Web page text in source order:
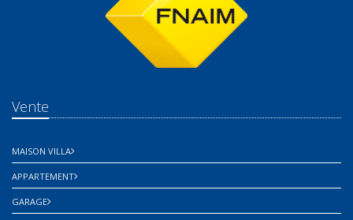
Vente
MAISON VILLA
APPARTEMENT
GARAGE